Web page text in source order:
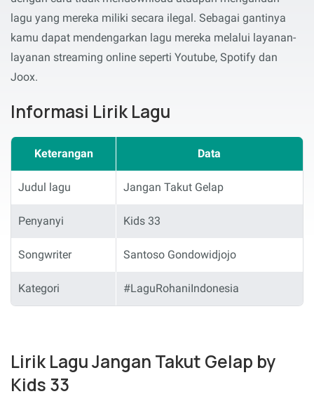
lagu yang mereka miliki secara ilegal. Sebagai gantinya
kamu dapat mendengarkan lagu mereka melalui layanan-
layanan streaming online seperti Youtube, Spotify dan
Joox.
Informasi Lirik Lagu
Keterangan Data
Judul lagu Jangan Takut Gelap
Penyanyi Kids 33
Songwriter Santoso Gondowidjojo
Kategori #LaguRohaniIndonesia
Lirik Lagu Jangan Takut Gelap by
Kids 33